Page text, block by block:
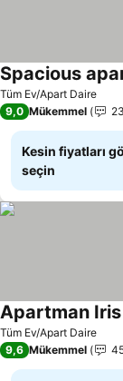
Tüm Ev/Apart Daire
Spacious
9,0 Mükemmel 23
Kesin fiyatları
seçin
Tüm Ev/Apart Daire
Apartman Iris
9,6 Mükemmel